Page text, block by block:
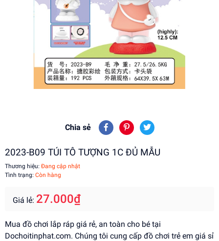
Chia sẻ
2023-B09 TÚI TÔ TƯỢNG 1C ĐỦ MẪU
Thương hiệu: Đang cập nhật
Tình trạng: Còn hàng
Giá lẻ: 27.000₫
Mua đồ chơi lắp ráp giá rẻ, an toàn cho bé tại
Dochoitinphat.com. Chúng tôi cung cấp đồ chơi trẻ em giá sỉ